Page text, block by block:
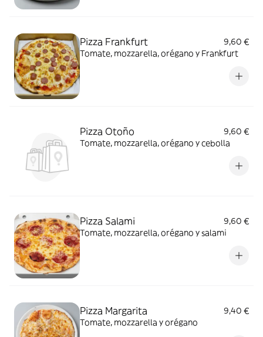
Pizza Frankfurt
9,60 €
Tomate, mozzarella, orégano y Frankfurt
Pizza Otoño
9,60 €
Tomate, mozzarella, orégano y cebolla
Pizza Salami
9,60 €
Tomate, mozzarella, orégano y salami
Pizza Margarita
9,40 €
Tomate, mozzarella y orégano